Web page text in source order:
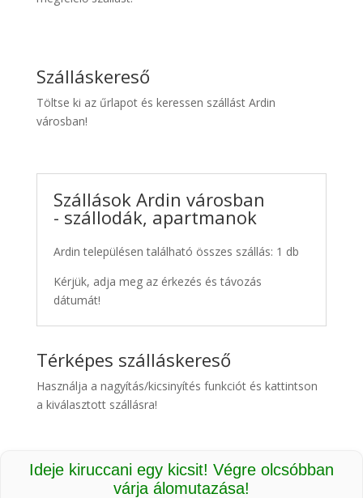
Szálláskereső
Töltse ki az űrlapot és keressen szállást Ardin
városban!
Szállások Ardin városban
- szállodák, apartmanok
Ardin településen található összes szállás: 1 db
Kérjük, adja meg az érkezés és távozás
dátumát!
Térképes szálláskereső
Használja a nagyítás/kicsinyítés funkciót és kattintson
a kiválasztott szállásra!
Ideje kiruccani egy kicsit! Végre olcsóbban
várja álomutazása!